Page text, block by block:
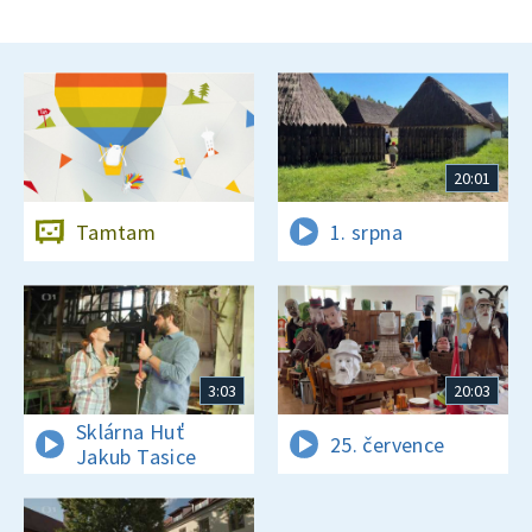
Tamtam
20:01
1. srpna
3:03
Sklárna Huť
Jakub Tasice
20:03
25. července